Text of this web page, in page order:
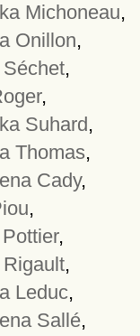
Michoneau,
Onillon,
,
,
Suhard,
Thomas,
Cady,
,
,
,
Leduc,
Sallé,